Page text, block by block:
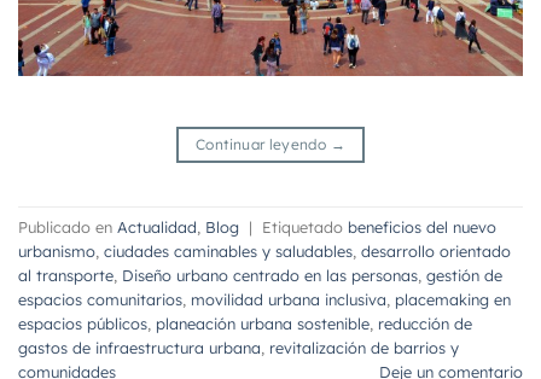
Continuar leyendo →
Publicado en Actualidad Blog | Etiquetado beneficios del nuevo
urbanismo ciudades caminables y saludables desarrollo orientado
al transporte Diseño urbano centrado en las personas gestión de
espacios comunitarios movilidad urbana inclusiva placemaking en
espacios públicos planeación urbana sostenible reducción de
gastos de infraestructura urbana revitalización de barrios y
comunidades
Deje un comentario